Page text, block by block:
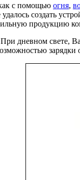
с помощью огня,
создать
продукцию
дневном свете,